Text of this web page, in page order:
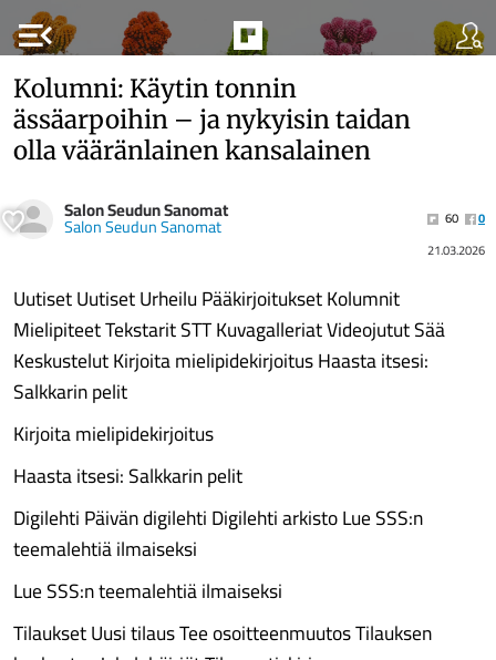
menu_open
Kolumni: Käytin tonnin
ässäarpoihin – ja nykyisin taidan
olla vääränlainen kansalainen
Salon Seudun Sanomat
Salon Seudun Sanomat 60
0
21.03.2026
Uutiset Uutiset Urheilu Pääkirjoitukset Kolumnit
Mielipiteet Tekstarit STT Kuvagalleriat Videojutut Sää
Keskustelut Kirjoita mielipidekirjoitus Haasta itsesi:
Salkkarin pelit
Kirjoita mielipidekirjoitus
Haasta itsesi: Salkkarin pelit
Digilehti Päivän digilehti Digilehti arkisto Lue SSS:n
teemalehtiä ilmaiseksi
Lue SSS:n teemalehtiä ilmaiseksi
Tilaukset Uusi tilaus Tee osoitteenmuutos Tilauksen